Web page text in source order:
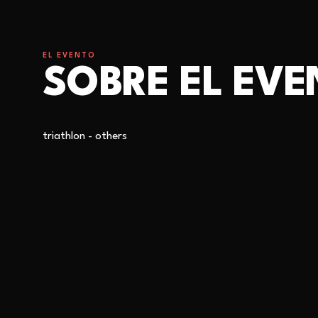
EL EVENTO
SOBRE EL
triathlon - others